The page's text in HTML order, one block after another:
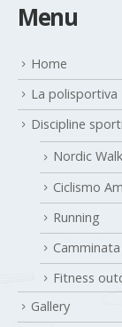
Menu
Home
La polisportiva
Discipline
Nordic
Ciclismo
Running
Fitness
Gallery